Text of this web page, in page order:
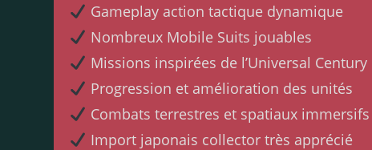
Gameplay action tactique dynamique
Nombreux Mobile Suits jouables
Missions inspirées de l’Universal Century
Progression et amélioration des unités
Combats terrestres et spatiaux immersifs
Import japonais collector très apprécié